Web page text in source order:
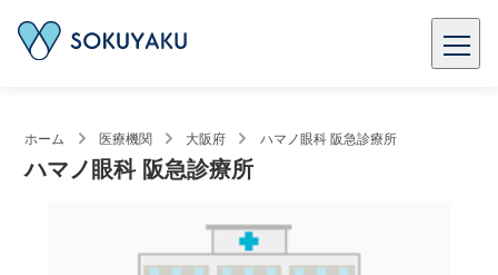
ホーム 医療機関 大阪府 ハマノ眼科 阪急診療所
ハマノ眼科 阪急診療所